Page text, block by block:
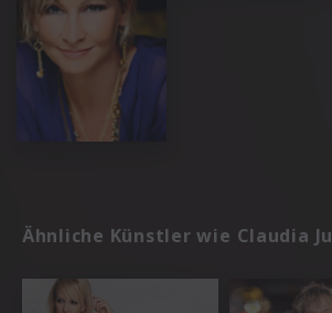
Ähnliche Künstler wie Claudia